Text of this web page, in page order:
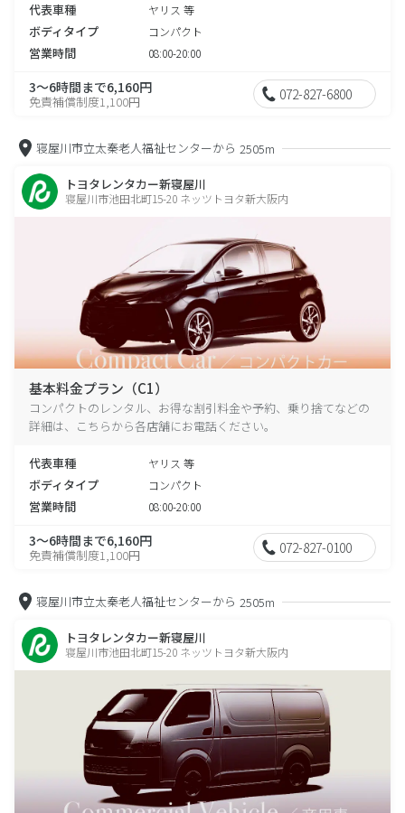
代表車種 ヤリス 等
ボディタイプ コンパクト
営業時間 08:00-20:00
3～6時間まで6,160円
免責補償制度1,100円 072-827-6800
寝屋川市立太秦老人福祉センターから 2505m
トヨタレンタカー新寝屋川
寝屋川市池田北町15-20 ネッツトヨタ新大阪内
基本料金プラン（C1）
コンパクトのレンタル、お得な割引料金や予約、乗り捨てなどの
詳細は、こちらから各店舗にお電話ください。
代表車種 ヤリス 等
ボディタイプ コンパクト
営業時間 08:00-20:00
3～6時間まで6,160円
免責補償制度1,100円 072-827-0100
寝屋川市立太秦老人福祉センターから 2505m
トヨタレンタカー新寝屋川
寝屋川市池田北町15-20 ネッツトヨタ新大阪内